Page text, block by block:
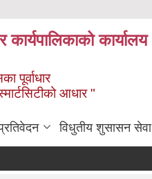
कार्यालय
पूर्वाधार
आधार "
विधुतीय शुसासन सेवा